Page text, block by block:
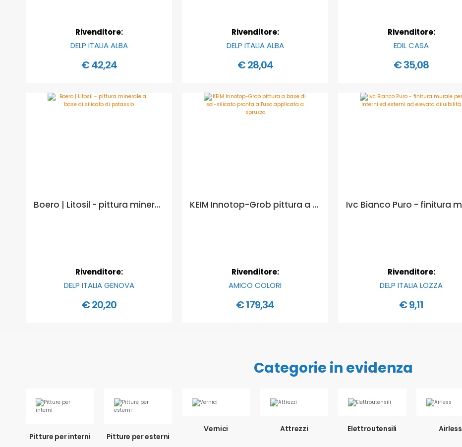
Rivenditore:
DELP ITALIA ALBA
€ 42,24
Rivenditore:
DELP ITALIA ALBA
€ 28,04
Rivenditore:
EDIL CASA
€ 35,08
Boero | Litosil - pittura minerale a base di silicato di potassio - Formato in litri: 0,75 lt
Rivenditore:
DELP ITALIA GENOVA
€ 20,20
KEIM Innotop-Grob pittura a base di sol-silicato pronta all'uso applicata a spruzzo - Formato in litri: 12,5 lt
Rivenditore:
AMICO COLORI
€ 179,34
Rivenditore:
DELP ITALIA LOZZA
€ 9,11
Categorie in evidenza
Pitture per interni Pitture per esterni
Vernici Attrezzi Elettroutensili
Airless